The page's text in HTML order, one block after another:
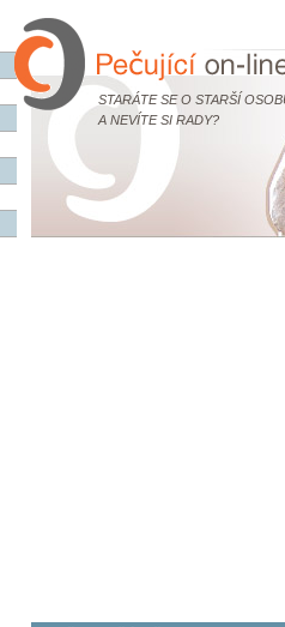
STARÁTE SE O STARŠÍ
A NEVÍTE SI RADY?